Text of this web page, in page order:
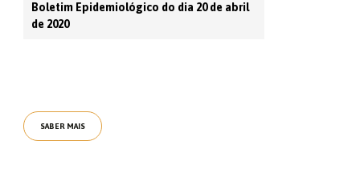
Boletim Epidemiológico do dia 20 de abril
de 2020
SABER MAIS